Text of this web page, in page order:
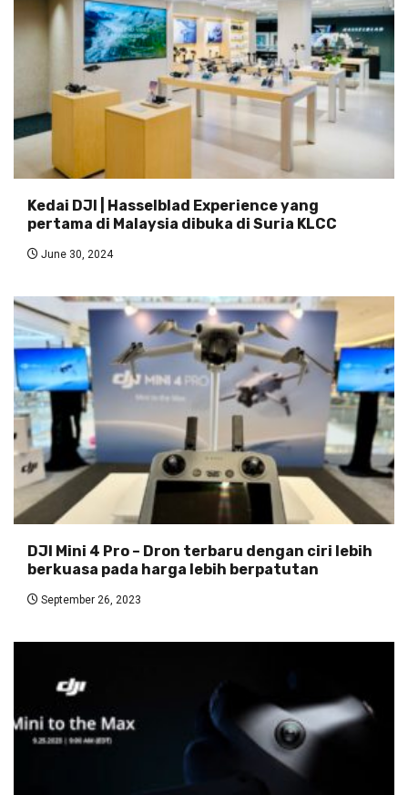
Kedai DJI | Hasselblad Experience yang
pertama di Malaysia dibuka di Suria KLCC
June 30, 2024
DJI Mini 4 Pro – Dron terbaru dengan ciri lebih
berkuasa pada harga lebih berpatutan
September 26, 2023